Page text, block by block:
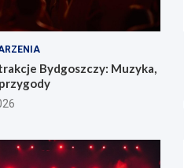
Bydgoszczy: Muzyka,